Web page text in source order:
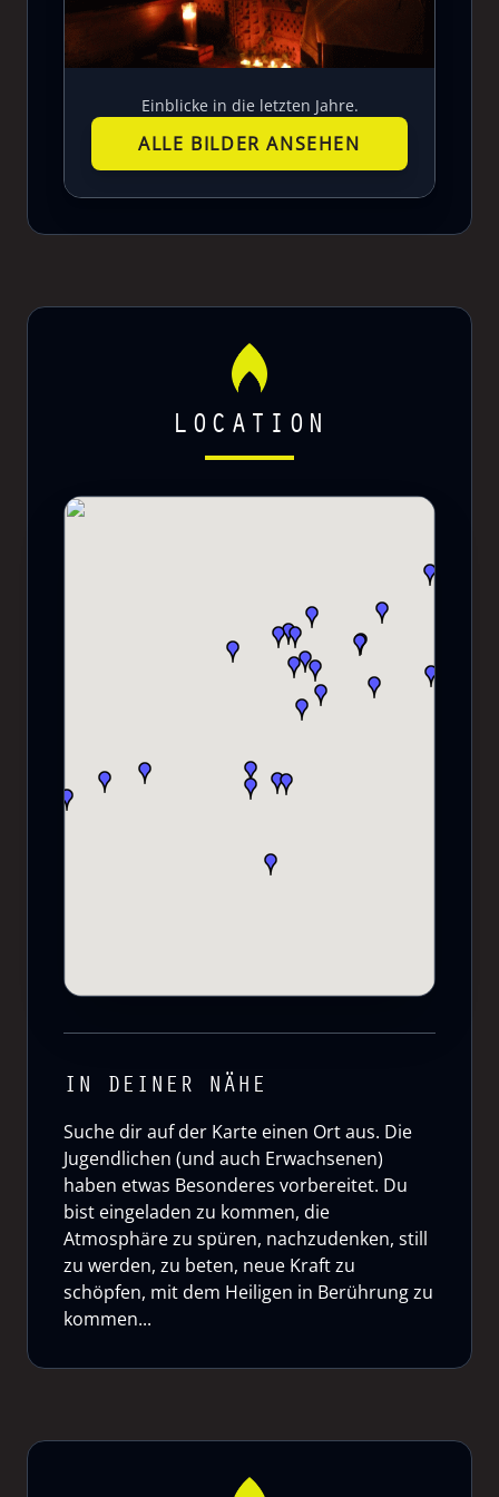
Einblicke in die letzten Jahre.
ALLE BILDER ANSEHEN
LOCATION
IN DEINER NÄHE
Suche dir auf der Karte einen Ort aus. Die
Jugendlichen (und auch Erwachsenen)
haben etwas Besonderes vorbereitet. Du
bist eingeladen zu kommen, die
Atmosphäre zu spüren, nachzudenken, still
zu werden, zu beten, neue Kraft zu
schöpfen, mit dem Heiligen in Berührung zu
kommen...